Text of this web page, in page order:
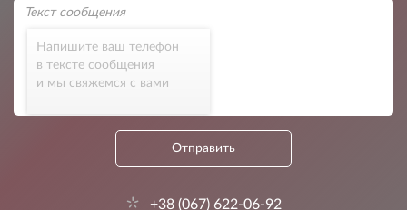
Напишите ваш телефон
в тексте сообщения
и мы свяжемся с вами
Отправить
+38 (067) 622-06-92